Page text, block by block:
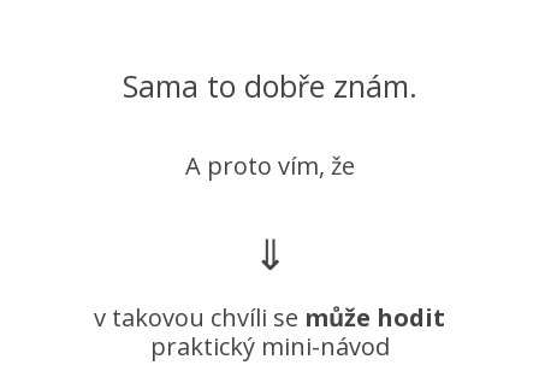
Sama to dobře znám.
A proto vím, že
⇓
v takovou chvíli se může hodit
praktický mini-návod